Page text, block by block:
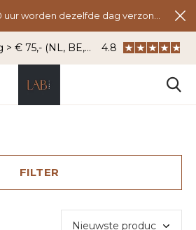
75,- (NL, BE, DU) WhatsApp: 06 -
4.8
FILTER